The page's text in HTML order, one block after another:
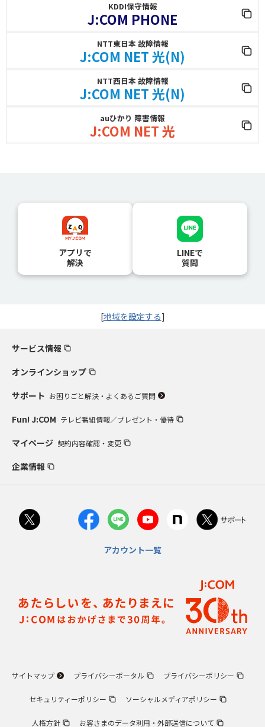
KDDI保守情報
J:COM PHONE
NTT東日本 故障情報
J:COM NET 光(N)
NTT西日本 故障情報
J:COM NET 光(N)
auひかり 障害情報
J:COM NET 光
アプリで
解決
LINEで
質問
[地域を設定する]
サービス情報
オンラインショップ
サポート お困りごと解決・よくあるご質問
Fun! J:COM テレビ番組情報／プレゼント・優待
マイページ 契約内容確認・変更
企業情報
アカウント一覧
サイトマップ プライバシーポータル プライバシーポリシー
セキュリティーポリシー ソーシャルメディアポリシー
人権方針 お客さまのデータ利用・外部送信について